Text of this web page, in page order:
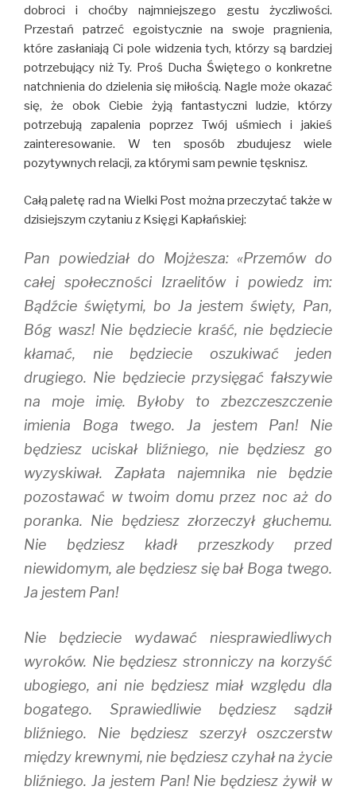
dobroci i choćby najmniejszego gestu życzliwości.
Przestań patrzeć egoistycznie na swoje pragnienia,
które zasłaniają Ci pole widzenia tych, którzy są bardziej
potrzebujący niż Ty. Proś Ducha Świętego o konkretne
natchnienia do dzielenia się miłością. Nagle może okazać
się, że obok Ciebie żyją fantastyczni ludzie, którzy
potrzebują zapalenia poprzez Twój uśmiech i jakieś
zainteresowanie. W ten sposób zbudujesz wiele
pozytywnych relacji, za którymi sam pewnie tęsknisz.
Całą paletę rad na Wielki Post można przeczytać także w
dzisiejszym czytaniu z Księgi Kapłańskiej:
Pan powiedział do Mojżesza: «Przemów do
całej społeczności Izraelitów i powiedz im:
Bądźcie świętymi, bo Ja jestem święty, Pan,
Bóg wasz! Nie będziecie kraść, nie będziecie
kłamać, nie będziecie oszukiwać jeden
drugiego. Nie będziecie przysięgać fałszywie
na moje imię. Byłoby to zbezczeszczenie
imienia Boga twego. Ja jestem Pan! Nie
będziesz uciskał bliźniego, nie będziesz go
wyzyskiwał. Zapłata najemnika nie będzie
pozostawać w twoim domu przez noc aż do
poranka. Nie będziesz złorzeczył głuchemu.
Nie będziesz kładł przeszkody przed
niewidomym, ale będziesz się bał Boga twego.
Ja jestem Pan!
Nie będziecie wydawać niesprawiedliwych
wyroków. Nie będziesz stronniczy na korzyść
ubogiego, ani nie będziesz miał względu dla
bogatego. Sprawiedliwie będziesz sądził
bliźniego. Nie będziesz szerzył oszczerstw
między krewnymi, nie będziesz czyhał na życie
bliźniego. Ja jestem Pan! Nie będziesz żywił w